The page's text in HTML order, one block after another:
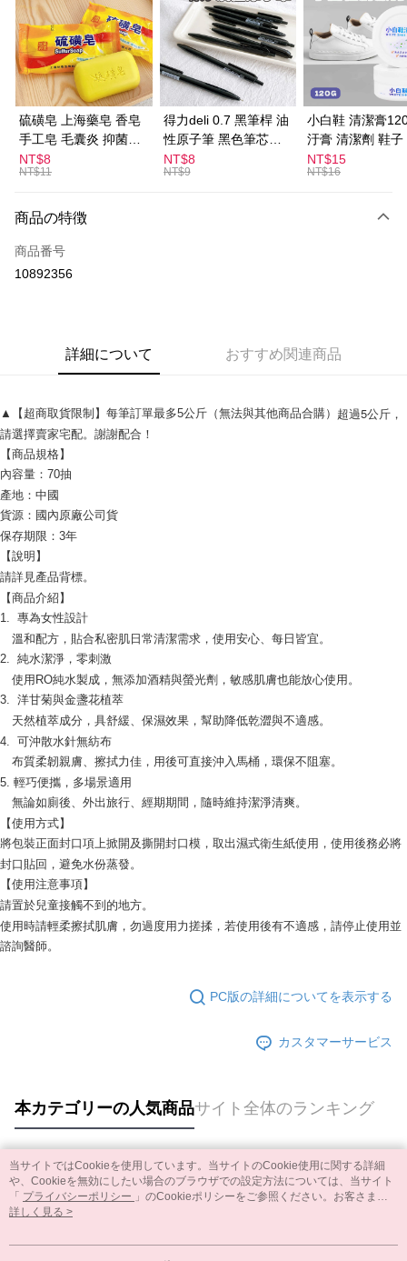
LINE Pay
Apple Pay
JKOPAY
Easy Wallet
ATM払い
全家取貨付款
付款後全家取貨
配送毎にNT$60、NT$599以上で送料無料
配送毎にNT$60、NT$599以上で送料無料
宅配
配送毎にNT$120、NT$1,999以上で送料無料
硫磺皂 上海藥皂 香皂
手工皂 毛囊炎 抑菌除
蟎 清潔護膚 去油去痘
寵物皮膚病 狗狗貓咪
NT$8
NT$11
得力deli 0.7 黑筆桿 油
性原子筆 黑色筆芯
S304
NT$8
NT$9
小白鞋 清潔膏
汙膏 清潔劑 鞋子
漬 白皮鞋 鞋油
NT$15
NT$16
商品の特徴
商品番号
10892356
詳細について おすすめ関連商品
▲【超商取貨限制】每筆訂單最多5公斤（無法與其他商品合購） 超過5公斤，
請選擇賣家宅配。謝謝配合！
【商品規格】
內容量：70抽
產地：中國
貨源：國內原廠公司貨
保存期限：3年
【說明】
請詳見產品背標。
【商品介紹】
1. 專為女性設計
溫和配方，貼合私密肌日常清潔需求，使用安心、每日皆宜。
2. 純水潔淨，零刺激
使用RO純水製成，無添加酒精與螢光劑，敏感肌膚也能放心使用。
3. 洋甘菊與金盞花植萃
天然植萃成分，具舒緩、保濕效果，幫助降低乾澀與不適感。
4. 可沖散水針無紡布
布質柔韌親膚、擦拭力佳，用後可直接沖入馬桶，環保不阻塞。
5. 輕巧便攜，多場景適用
無論如廁後、外出旅行、經期期間，隨時維持潔淨清爽。
【使用方式】
將包裝正面封口項上掀開及撕開封口模，取出濕式衛生紙使用，使用後務必將
封口貼回，避免水份蒸發。
【使用注意事項】
請置於兒童接觸不到的地方。
使用時請輕柔擦拭肌膚，勿過度用力搓揉，若使用後有不適感，請停止使用並
諮詢醫師。
PC版の詳細についてを表示する
カスタマーサービス
本カテゴリーの人気商品サイト全体のランキング
人気タグ
当サイトではCookieを使用しています。当サイトのCookie使用に関する詳細
や、Cookieを無効にしたい場合のブラウザでの設定方法については、当サイト
「 プライバシーポリシー 」のCookieポリシーをご参照ください。お客さま
が、当サイトを引き続き使用される場合、当社がサイト利用規約のCookieポリ
詳しく見る >